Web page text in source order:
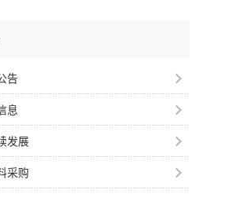
告
息
发展
采购